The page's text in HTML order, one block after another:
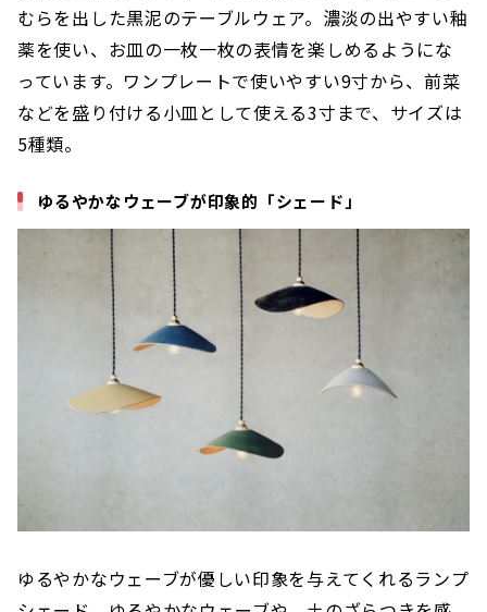
むらを出した黒泥のテーブルウェア。濃淡の出やすい釉
薬を使い、お皿の一枚一枚の表情を楽しめるようにな
っています。ワンプレートで使いやすい9寸から、前菜
などを盛り付ける小皿として使える3寸まで、サイズは
5種類。
ゆるやかなウェーブが印象的「シェード」
ゆるやかなウェーブが優しい印象を与えてくれるランプ